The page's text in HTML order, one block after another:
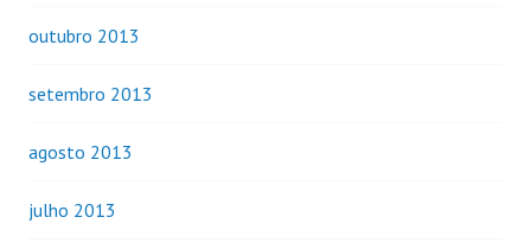
outubro 2013
setembro 2013
agosto 2013
julho 2013